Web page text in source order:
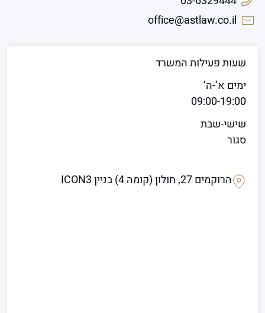
office@astlaw.co.il
שעות פעילות המשרד
ימים א’-ה’
09:00-19:00
שישי-שבת
סגור
הרוקמים 27, חולון (קומה 4) בניין ICON3